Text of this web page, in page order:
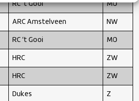
RC ‘t Gooi MO
ARC Amstelveen NW
RC ‘t Gooi MO
HRC ZW
HRC ZW
Dukes Z